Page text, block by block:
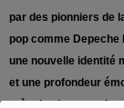
par des pionniers de
pop comme Depeche
une nouvelle identité
et une profondeur
près de vingt ans